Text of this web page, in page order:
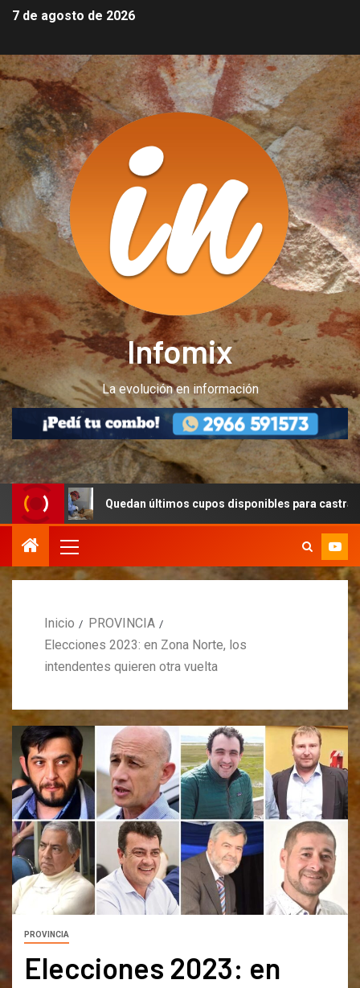
7 de agosto de 2026
Infomix
La evolución en información
Quedan últimos cupos disponibles para castraciones de
Inicio
PROVINCIA
Elecciones 2023: en Zona Norte, los
intendentes quieren otra vuelta
PROVINCIA
Elecciones 2023: en